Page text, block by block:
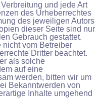
und jede Art
des Urheberrechtes
des jeweiligen Autors
dieser Seite sind nur
Gebrauch gestattet.
nicht vom Betreiber
Dritter beachtet.
als solche
auf eine
werden, bitten wir um
Bekanntwerden von
Inhalte umgehend